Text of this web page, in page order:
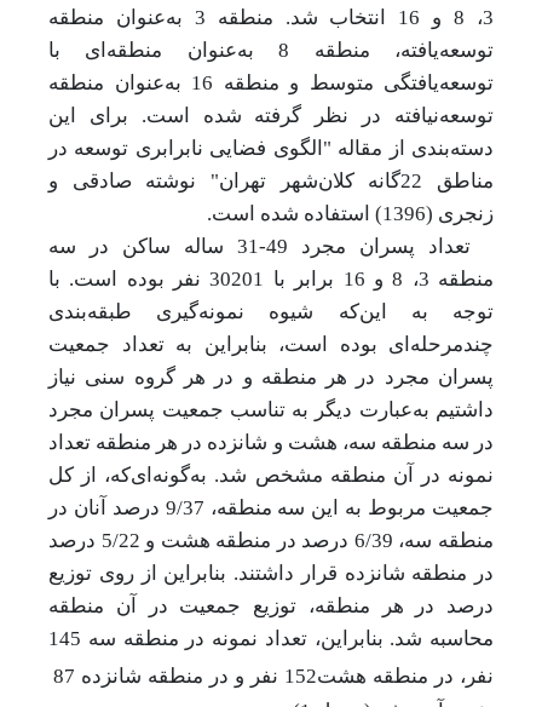
3، 8 و 16 انتخاب شد. منطقه 3 به‌عنوان منطقه
توسعه‌یافته، منطقه 8 به‌عنوان منطقه‌ای با
توسعه‌یافتگی متوسط و منطقه 16 به‌عنوان منطقه
توسعه‌نیافته در نظر گرفته شده است. برای این
دسته‌بندی از مقاله "الگوی فضایی نابرابری توسعه در
مناطق 22گانه کلان‌شهر تهران" نوشته صادقی و
زنجری (1396) استفاده شده است.
تعداد پسران مجرد 49-31 ساله ساکن در سه
منطقه 3، 8 و 16 برابر با 30201 نفر بوده است. با
توجه به این‌که شیوه نمونه‌گیری طبقه‌بندی
چندمرحله‌ای بوده است، بنابراین به تعداد جمعیت
پسران مجرد در هر منطقه و در هر گروه سنی نیاز
داشتیم به‌عبارت دیگر به تناسب جمعیت پسران مجرد
در سه منطقه سه، هشت و شانزده در هر منطقه تعداد
نمونه در آن منطقه مشخص شد. به‌گونه‌ای‌که، از کل
جمعیت مربوط به این سه منطقه، 9/37 درصد آنان در
منطقه سه، 6/39 درصد در منطقه هشت و 5/22 درصد
در منطقه شانزده قرار داشتند. بنابراین از روی توزیع
درصد در هر منطقه، توزیع جمعیت در آن منطقه
محاسبه شد. بنابراین، تعداد نمونه در منطقه سه 145
نفر، در منطقه هشت152 نفر و در منطقه شانزده 87